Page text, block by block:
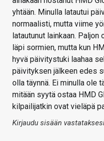
yhtään. Minulla latautui
normaalisti, mutta viime
latautunut lainkaan.
läpi sormien, mutta kun
hyvä päivitystuki laahaa
päivityksen jälkeen edes
olla täynnä. Ei minulla ole
mitään syytä ostaa HMD
kilpailijatkin ovat vieläpä
Kirjaudu sisään